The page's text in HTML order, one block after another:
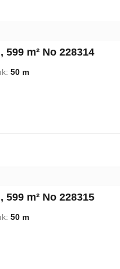
m² No 228314
50 m
m² No 228315
50 m